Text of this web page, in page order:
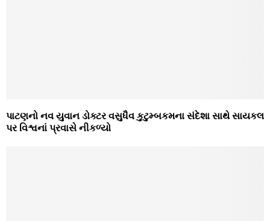
પાટણનો નવ યુવાન ડોક્ટર વસુધૈવ કુટુમ્બકમના સંદેશા સાથે સાયકલ
પર વિશ્વનાં પ્રવાસે નીકળ્યો